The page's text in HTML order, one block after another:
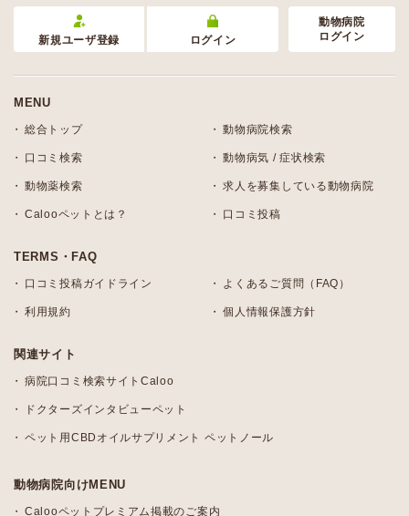
新規ユーザ登録 ログイン
動物病院
ログイン
MENU
総合トップ 動物病院検索
口コミ検索 動物病気 / 症状検索
動物薬検索 求人を募集している動物病院
Calooペットとは？ 口コミ投稿
TERMS・FAQ
口コミ投稿ガイドライン よくあるご質問（FAQ）
利用規約 個人情報保護方針
関連サイト
病院口コミ検索サイトCaloo
ドクターズインタビューペット
ペット用CBDオイルサプリメント ペットノール
動物病院向けMENU
Calooペットプレミアム掲載のご案内